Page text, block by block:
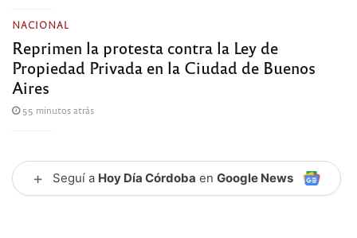
NACIONAL
Reprimen la protesta contra la Ley de
Propiedad Privada en la Ciudad de Buenos
Aires
55 minutos atrás
+ Seguí a Hoy Día Córdoba en Google News